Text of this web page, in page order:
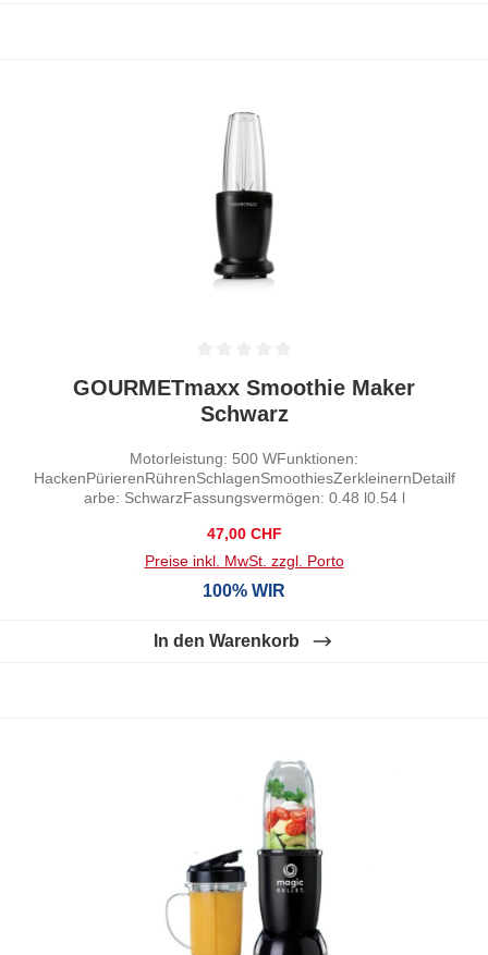
Durchschnittliche Bewertung von 0 von 5 Sternen
GOURMETmaxx Smoothie Maker
Schwarz
Motorleistung: 500 WFunktionen:
HackenPürierenRührenSchlagenSmoothiesZerkleinernDetailf
arbe: SchwarzFassungsvermögen: 0.48 l0.54 l
Regulärer Preis:
47,00 CHF
Preise inkl. MwSt. zzgl. Porto
100% WIR
In den Warenkorb